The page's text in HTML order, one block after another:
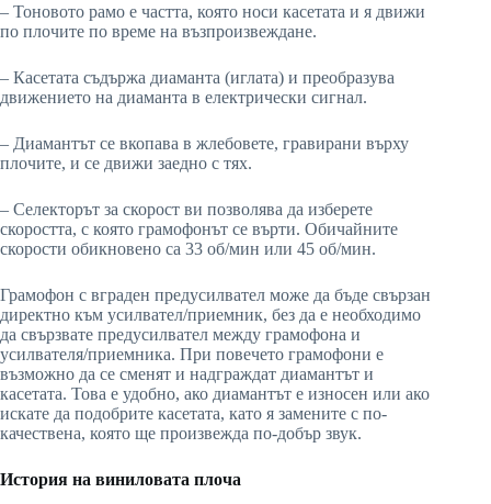
– Тоновото рамо е частта, която носи касетата и я движи
по плочите по време на възпроизвеждане.
– Касетата съдържа диаманта (иглата) и преобразува
движението на диаманта в електрически сигнал.
– Диамантът се вкопава в жлебовете, гравирани върху
плочите, и се движи заедно с тях.
– Селекторът за скорост ви позволява да изберете
скоростта, с която грамофонът се върти. Обичайните
скорости обикновено са 33 об/мин или 45 об/мин.
Грамофон с вграден предусилвател може да бъде свързан
директно към усилвател/приемник, без да е необходимо
да свързвате предусилвател между грамофона и
усилвателя/приемника. При повечето грамофони е
възможно да се сменят и надграждат диамантът и
касетата. Това е удобно, ако диамантът е износен или ако
искате да подобрите касетата, като я замените с по-
качествена, която ще произвежда по-добър звук.
История на виниловата плоча